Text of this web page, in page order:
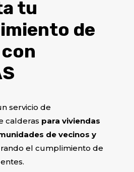
tu
de
servicio de
calderas para viviendas
de vecinos y
el cumplimiento de